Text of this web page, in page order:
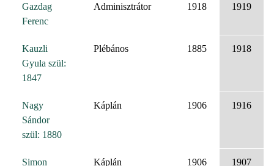
Gazdag
Ferenc
Adminisztrátor 1918 1919
Kauzli
Gyula szül:
1847
Plébános 1885 1918
Nagy
Sándor
szül: 1880
Káplán 1906 1916
Simon
Káplán 1906 1907